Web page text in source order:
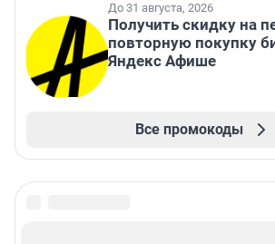
До 31 августа, 2026
Получить скидку на
повторную покупку
Яндекс Афише
Все промокоды